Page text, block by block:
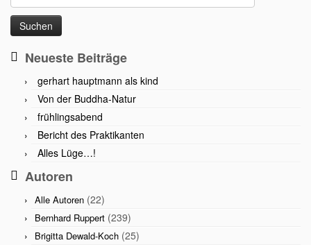
nach:
Neueste Beiträge
gerhart hauptmann als kind
Von der Buddha-Natur
frühlingsabend
Bericht des Praktikanten
Alles Lüge…!
Autoren
Alle Autoren (22)
Bernhard Ruppert (239)
Brigitta Dewald-Koch (25)